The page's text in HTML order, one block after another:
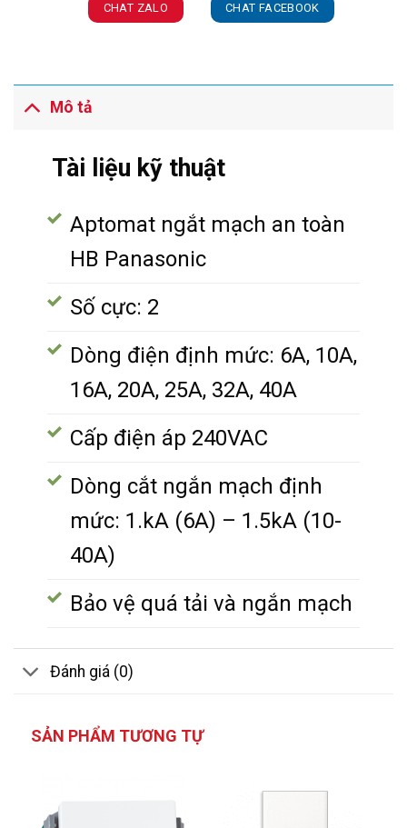
CHAT ZALO CHAT FACEBOOK
Mô tả
Tài liệu kỹ thuật
Aptomat ngắt mạch an toàn
HB Panasonic
Số cực: 2
Dòng điện định mức: 6A, 10A,
16A, 20A, 25A, 32A, 40A
Cấp điện áp 240VAC
Dòng cắt ngắn mạch định
mức: 1.kA (6A) – 1.5kA (10-
40A)
Bảo vệ quá tải và ngắn mạch
Đánh giá (0)
SẢN PHẨM TƯƠNG TỰ